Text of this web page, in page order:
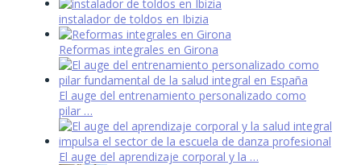
instalador de toldos en Ibizia
Reformas integrales en Girona
El auge del entrenamiento personalizado como
pilar …
El auge del aprendizaje corporal y la …